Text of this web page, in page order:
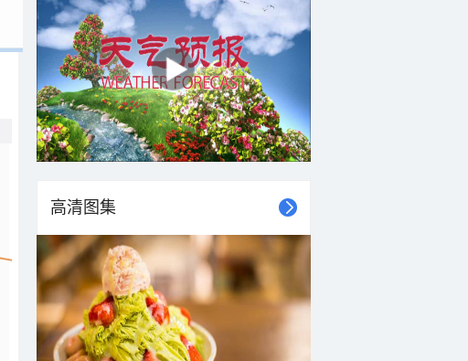
20时 21时 22时 23时 00时 01时
北风 北风 北风
30°C
28°C 28°C 27°C 27°C 27°C
高清图集